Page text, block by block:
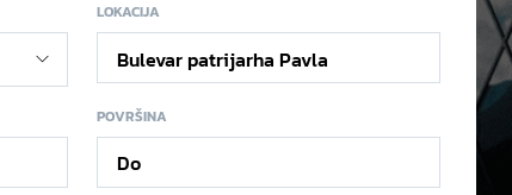
LOKACIJA
Bulevar patrijarha Pavla
POVRŠINA